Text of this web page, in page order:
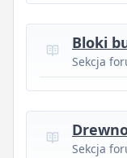
Bloki
Sekcja
Sekcja